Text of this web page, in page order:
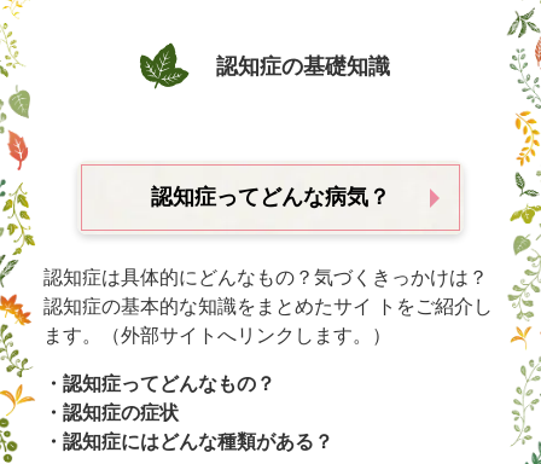
認知症の基礎知識
認知症ってどんな病気？
認知症は具体的にどんなもの？気づくきっかけは？
認知症の基本的な知識をまとめたサイ トをご紹介し
ます。（外部サイトへリンクします。）
・認知症ってどんなもの？
・認知症の症状
・認知症にはどんな種類がある？